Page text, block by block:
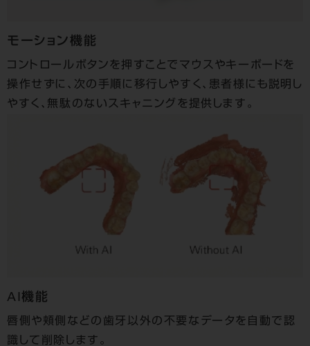
モーション機能
コントロールボタンを押すことでマウスやキーボードを
操作せずに、次の手順に移行しやすく、患者様にも説明し
やすく、無駄のないスキャニングを提供します。
AI機能
唇側や頬側などの歯牙以外の不要なデータを自動で認
識して削除します。